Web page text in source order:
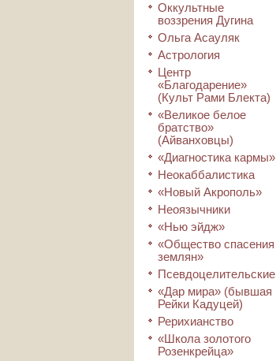
Оккультные
воззрения Дугина
Ольга Асауляк
Астрология
Центр
«Благодарение»
(Культ Рами Блекта)
«Великое белое
братство»
(Айванховцы)
«Диагностика кармы»
Неокаббалистика
«Новый Акрополь»
Неоязычники
«Нью эйдж»
«Общество спасения
землян»
Псевдоцелительские
«Дар мира» (бывшая
Рейки Кадуцей)
Рерихианство
«Школа золотого
Розенкрейца»